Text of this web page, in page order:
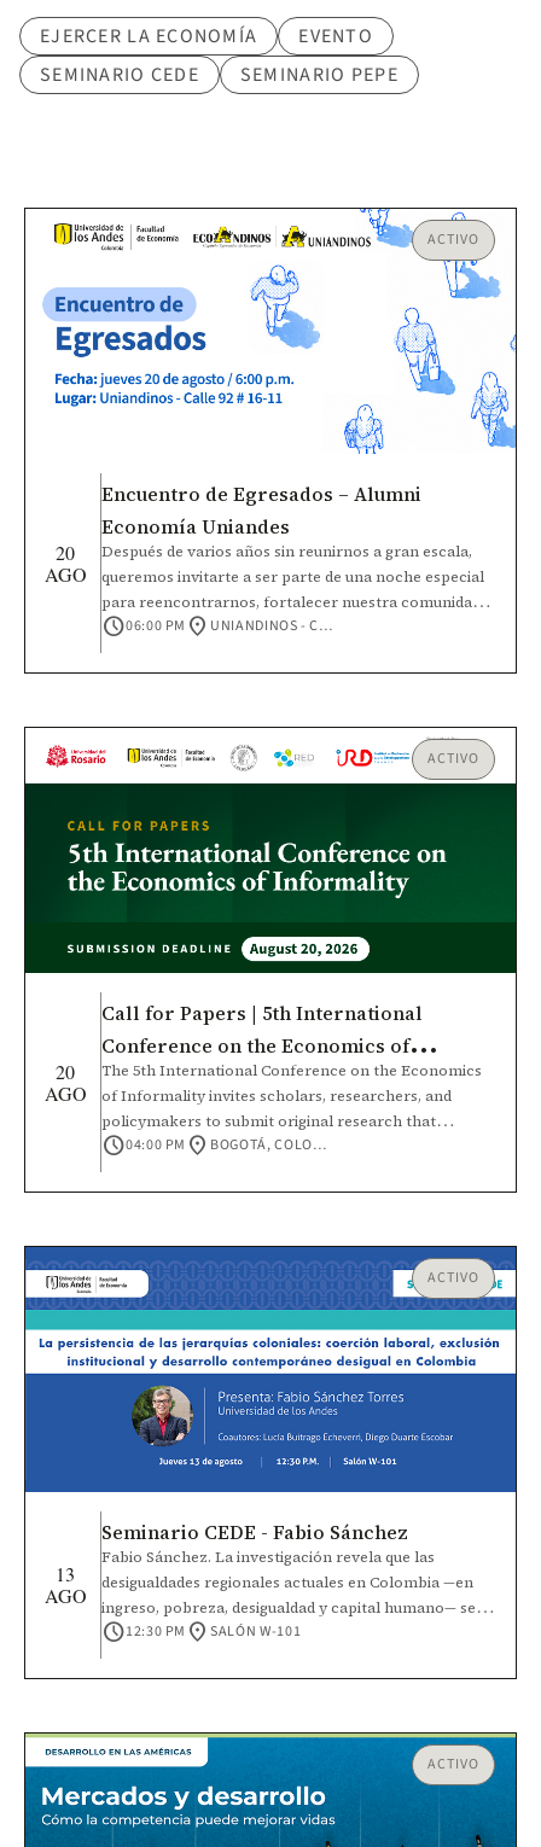
TematicaEJERCER LA ECONOMÍA
EVENTO
SEMINARIO CEDE
SEMINARIO PEPE
ACTIVO
20
AGO
Encuentro de Egresados – Alumni
Economía Uniandes
Después de varios años sin reunirnos a gran escala,
queremos invitarte a ser parte de una noche especial
para reencontrarnos, fortalecer nuestra comunidad y
seguir construyendo el futuro de Economía Uniandes.
avances y retos de la Facultad y la Universidad.
para identificar intereses comunes y dar vida a nuevas
microcomunidades de egresados.
schedule06:00 PM location_on UNIANDINOS - CALLE 92 #16-11
ACTIVO
20
AGO
Call for Papers | 5th International
Conference on the Economics of
Informality
The 5th International Conference on the Economics
of Informality invites scholars, researchers, and
policymakers to submit original research that
contributes to a deeper understanding of informal
This conference will bring together the academic
rigorous, interdisciplinary dialogue, strengthen
international research networks, and expand
knowledge across diverse economic contexts.
schedule04:00 PM location_on BOGOTÁ, COLOMBIA
ACTIVO
13
AGO
Seminario CEDE - Fabio Sánchez
Fabio Sánchez. La investigación revela que las
desigualdades regionales actuales en Colombia —en
ingreso, pobreza, desigualdad y capital humano— se
explican en gran medida por la intensidad de las
siglos XVI y XVIII. Estas jerarquías surgieron de la
dotaciones de factores precoloniales y la elección de
instituciones de coerción laboral por parte de los
colonizadores, como la encomienda, la mita, el
concertaje y la esclavitud, respaldadas por
instituciones políticas coloniales como los Cabildos y
schedule12:30 PM location_onSALÓN W-101
ACTIVO